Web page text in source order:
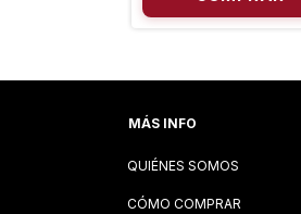
MÁS INFO
QUIÉNES SOMOS
CÓMO COMPRAR